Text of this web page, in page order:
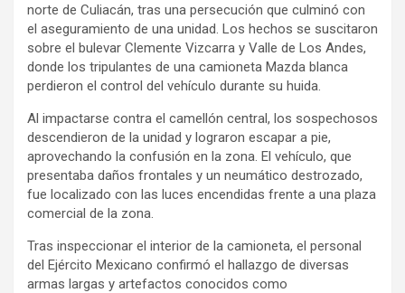
norte de Culiacán, tras una persecución que culminó con
el aseguramiento de una unidad. Los hechos se suscitaron
sobre el bulevar Clemente Vizcarra y Valle de Los Andes,
donde los tripulantes de una camioneta Mazda blanca
perdieron el control del vehículo durante su huida.
Al impactarse contra el camellón central, los sospechosos
descendieron de la unidad y lograron escapar a pie,
aprovechando la confusión en la zona. El vehículo, que
presentaba daños frontales y un neumático destrozado,
fue localizado con las luces encendidas frente a una plaza
comercial de la zona.
Tras inspeccionar el interior de la camioneta, el personal
del Ejército Mexicano confirmó el hallazgo de diversas
armas largas y artefactos conocidos como